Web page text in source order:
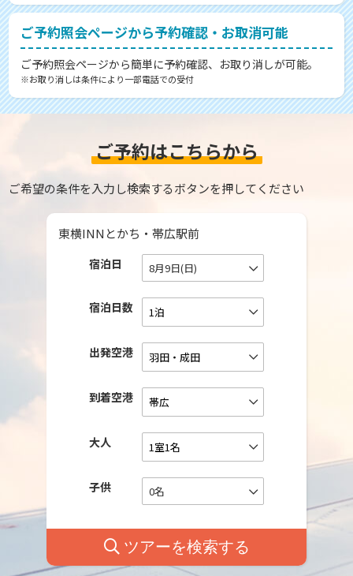
ご予約照会ページから予約確認・お取消可能
ご予約照会ページから簡単に予約確認、お取り消しが可能。
※お取り消しは条件により一部電話での受付
ご予約はこちらから
ご希望の条件を入力し検索するボタンを押してください
東横INNとかち・帯広駅前
宿泊日 8月9日(日)
宿泊日数
出発空港
到着空港
大人
子供 0名